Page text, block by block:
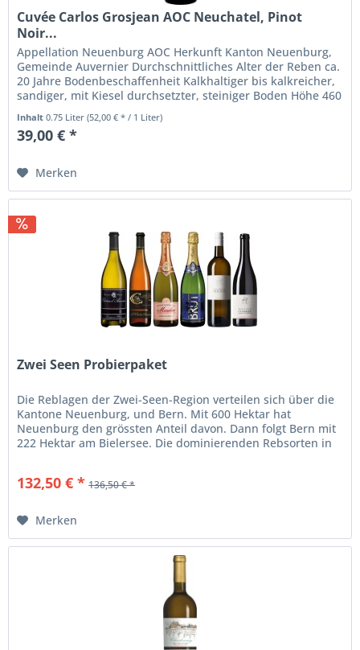
Cuvée Carlos Grosjean AOC Neuchatel, Pinot
Noir...
Appellation Neuenburg AOC Herkunft Kanton Neuenburg,
Gemeinde Auvernier Durchschnittliches Alter der Reben ca.
20 Jahre Bodenbeschaffenheit Kalkhaltiger bis kalkreicher,
sandiger, mit Kiesel durchsetzter, steiniger Boden Höhe 460
Inhalt0.75 Liter(52,00 € * / 1 Liter)
39,00 € *
Merken
Zwei Seen Probierpaket
Die Reblagen der Zwei-Seen-Region verteilen sich über die
Kantone Neuenburg, und Bern. Mit 600 Hektar hat
Neuenburg den grössten Anteil davon. Dann folgt Bern mit
222 Hektar am Bielersee. Die dominierenden Rebsorten in
132,50 € * 136,50 € *
Merken